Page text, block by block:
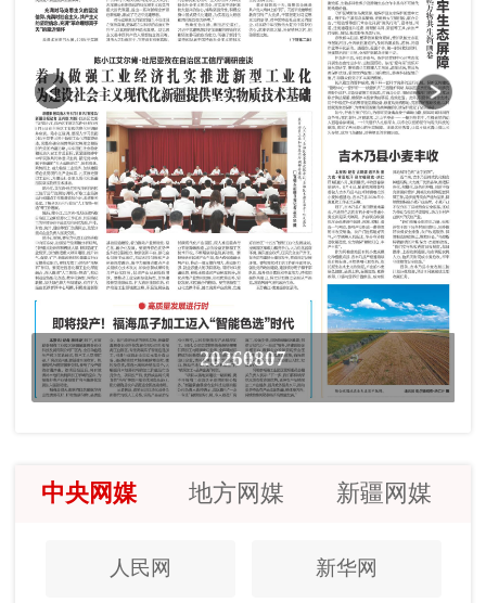
20260807
中央网媒 地方网媒 新疆网媒
人民网 新华网